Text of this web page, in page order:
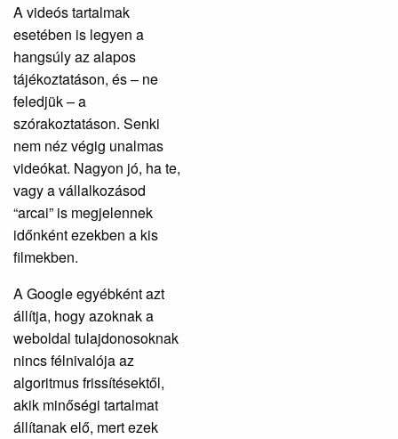
A videós tartalmak
esetében is legyen a
hangsúly az alapos
tájékoztatáson, és – ne
feledjük – a
szórakoztatáson. Senki
nem néz végig unalmas
videókat. Nagyon jó, ha te,
vagy a vállalkozásod
“arcai” is megjelennek
időnként ezekben a kis
filmekben.
A Google egyébként azt
állítja, hogy azoknak a
weboldal tulajdonosoknak
nincs félnivalója az
algoritmus frissítésektől,
akik minőségi tartalmat
állítanak elő, mert ezek